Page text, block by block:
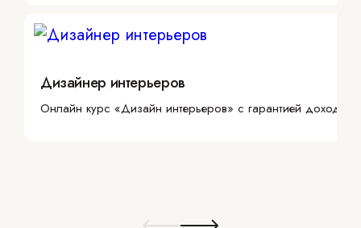
Дизайнер интерьеров
Онлайн курс «Дизайн интерьеров» с гарантией дохода